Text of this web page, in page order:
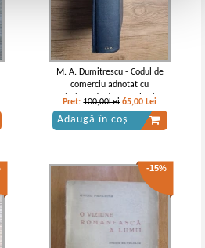
M. A. Dumitrescu - Codul de
comerciu adnotat cu
jurisprudenta pana la zi
(volumul 3, 1927)
Pret:100,00Lei 65,00 Lei
Adaugă în coș
-15%